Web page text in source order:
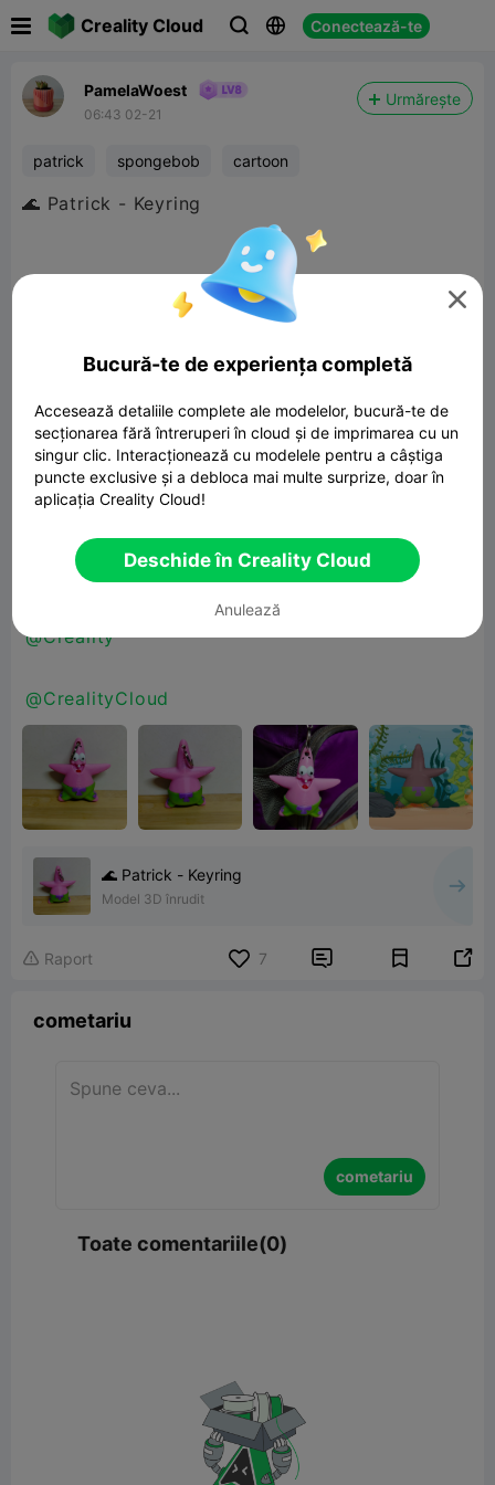
Creality Cloud   Conectează-te
PamelaWoest
06:43 02-21
Urmărește
patrick spongebob cartoon
🌊 Patrick - Keyring
Meet Captain No-Brains—the happiest little
starfish who forgot what he was doing… but
showed up anyway. With his permanently
here to guard your keys or bag with pure
chaotic confidence.
Zero thoughts.Maximum vibes.
100% loyal. ⭐💗
Clip him on and let the nonsense begin.
@Creality
@CrealityCloud
🌊 Patrick - Keyring
Model 3D înrudit
 Raport 7  
cometariu
cometariu
Toate comentariile(0)

Bucură-te de experiența completă
Accesează detaliile complete ale modelelor, bucură-te de
secționarea fără întreruperi în cloud și de imprimarea cu un
singur clic. Interacționează cu modelele pentru a câștiga
puncte exclusive și a debloca mai multe surprize, doar în
aplicația Creality Cloud!
Deschide în Creality Cloud
Anulează